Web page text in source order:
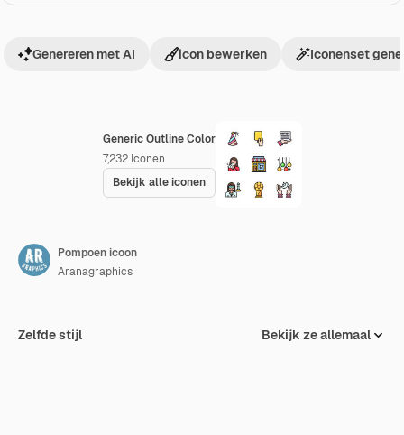
Generic Outline Color
7,232 Iconen
Bekijk alle iconen
Genereren met AI icon bewerken Iconenset
Pompoen icoon
Aranagraphics
Zelfde stijl Bekijk ze allemaal